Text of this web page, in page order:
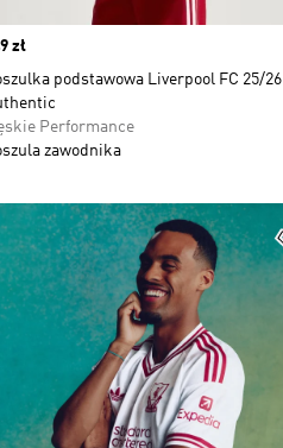
zł
podstawowa Liverpool FC 25/26
Performance
zawodnika
do listy życzeń